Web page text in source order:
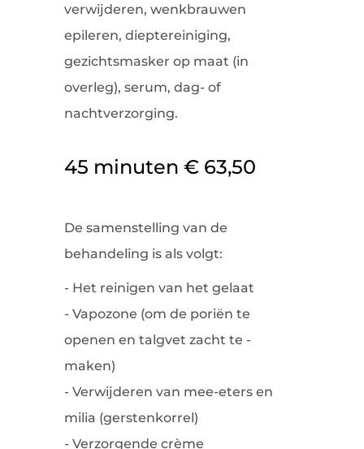
verwijderen, wenkbrauwen
epileren, dieptereiniging,
gezichtsmasker op maat (in
overleg), serum, dag- of
nachtverzorging.
45 minuten € 63,50
De samenstelling van de
behandeling is als volgt:
- Het reinigen van het gelaat
- Vapozone (om de poriën te
openen en talgvet zacht te -
maken)
- Verwijderen van mee-eters en
milia (gerstenkorrel)
- Verzorgende crème